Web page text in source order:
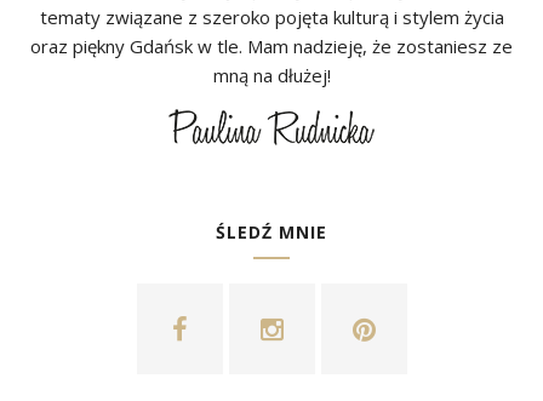
tematy związane z szeroko pojęta kulturą i stylem życia
oraz piękny Gdańsk w tle. Mam nadzieję, że zostaniesz ze
mną na dłużej!
ŚLEDŹ MNIE